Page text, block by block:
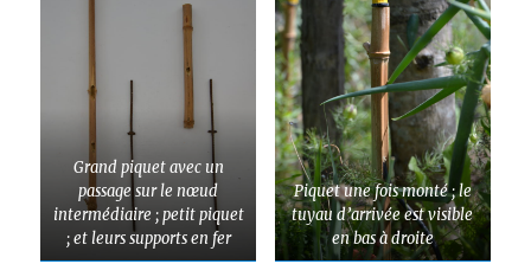
Grand piquet avec un
passage sur le nœud
intermédiaire ; petit piquet
; et leurs supports en fer
Piquet une fois monté ; le
tuyau d’arrivée est visible
en bas à droite